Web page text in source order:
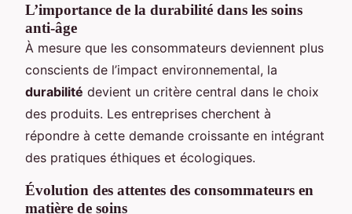
L’importance de la durabilité dans les soins
anti-âge
À mesure que les consommateurs deviennent plus
conscients de l’impact environnemental, la
durabilité devient un critère central dans le choix
des produits. Les entreprises cherchent à
répondre à cette demande croissante en intégrant
des pratiques éthiques et écologiques.
Évolution des attentes des consommateurs en
matière de soins